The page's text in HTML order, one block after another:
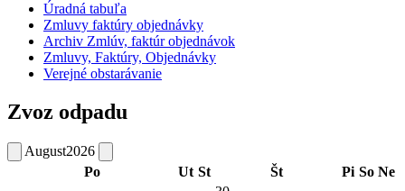
Úradná tabuľa
Zmluvy faktúry objednávky
Archiv Zmlúv, faktúr objednávok
Zmluvy, Faktúry, Objednávky
Verejné obstarávanie
Zvoz odpadu
August2026
Po
Ut St Št Pi So Ne